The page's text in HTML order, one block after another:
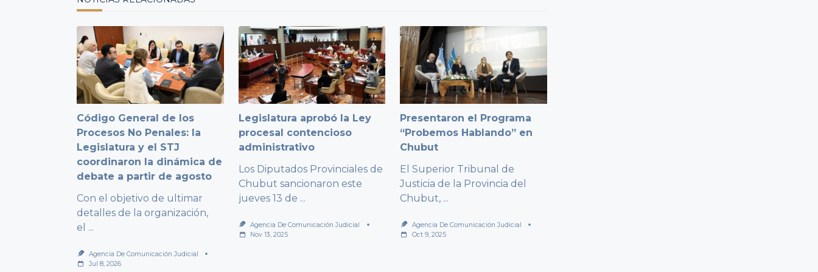
Código General de los
Procesos No Penales: la
Legislatura y el STJ
coordinaron la dinámica de
debate a partir de agosto
Con el objetivo de ultimar
detalles de la organización,
el ...
Agencia De Comunicación Judicial
Jul 8, 2026
Legislatura aprobó la Ley
procesal contencioso
administrativo
Los Diputados Provinciales de
Chubut sancionaron este
jueves 13 de ...
Agencia De Comunicación Judicial
Nov 13, 2025
Presentaron el Programa
“Probemos Hablando” en
Chubut
El Superior Tribunal de
Justicia de la Provincia del
Chubut, ...
Agencia De Comunicación Judicial
Oct 9, 2025